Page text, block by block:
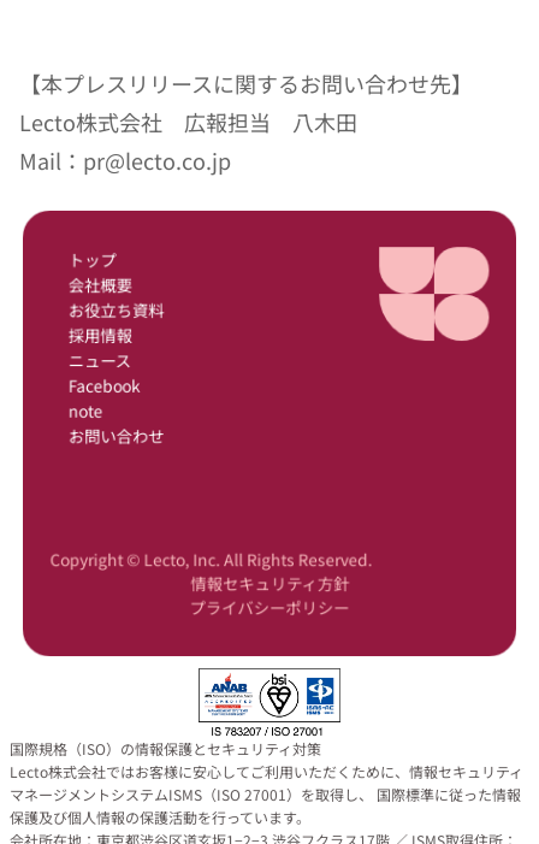
【本プレスリリースに関するお問い合わせ先】
Lecto株式会社　広報担当　八木田
Mail：pr@lecto.co.jp
トップ
会社概要
お役立ち資料
採用情報
ニュース
Facebook
note
お問い合わせ
Copyright © Lecto, Inc. All Rights Reserved.
情報セキュリティ方針
プライバシーポリシー
国際規格（ISO）の情報保護とセキュリティ対策
Lecto株式会社ではお客様に安心してご利用いただくために、情報セキュリティ
マネージメントシステムISMS（ISO 27001）を取得し、 国際標準に従った情報
保護及び個人情報の保護活動を行っています。